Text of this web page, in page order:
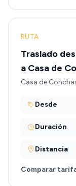
RUTA
Traslado
a Casa de
Casa de
Desde
Duración
Distancia
Comparar